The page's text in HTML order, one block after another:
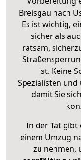
Breisgau nach
Es ist wichtig,
sicher als
ratsam,
ist. Keine
Spezialisten
damit Sie
In der Tat gibt
einem Umzug
zu nehmen,